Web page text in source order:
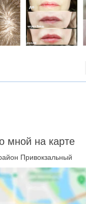
мной на карте
Привокзальный